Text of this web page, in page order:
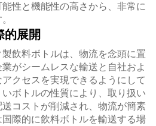
性と機能性の高さから、非常に
的展開
飲料ボトルは、物流を念頭に置
がシームレスな輸送と自社およ
クセスを実現できるようにして
ボトルの性質により、取り扱い
コストが削減され、物流が簡素
際的に飲料ボトルを輸送する場